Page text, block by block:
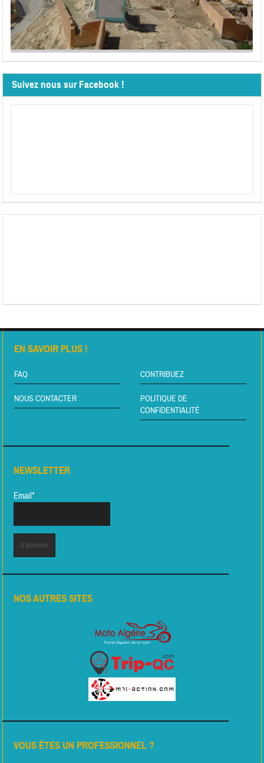
Suivez nous sur Facebook !
EN SAVOIR PLUS !
FAQ CONTRIBUEZ
NOUS CONTACTER
POLITIQUE DE
CONFIDENTIALITÉ
NEWSLETTER
Email*
NOS AUTRES SITES
VOUS ÊTES UN PROFESSIONNEL ?